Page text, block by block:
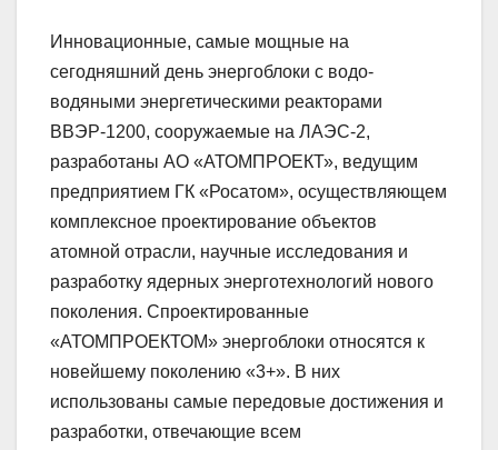
Инновационные, самые мощные на
сегодняшний день энергоблоки с водо-
водяными энергетическими реакторами
ВВЭР-1200, сооружаемые на ЛАЭС-2,
разработаны АО «АТОМПРОЕКТ», ведущим
предприятием ГК «Росатом», осуществляющем
комплексное проектирование объектов
атомной отрасли, научные исследования и
разработку ядерных энерготехнологий нового
поколения. Спроектированные
«АТОМПРОЕКТОМ» энергоблоки относятся к
новейшему поколению «3+». В них
использованы самые передовые достижения и
разработки, отвечающие всем